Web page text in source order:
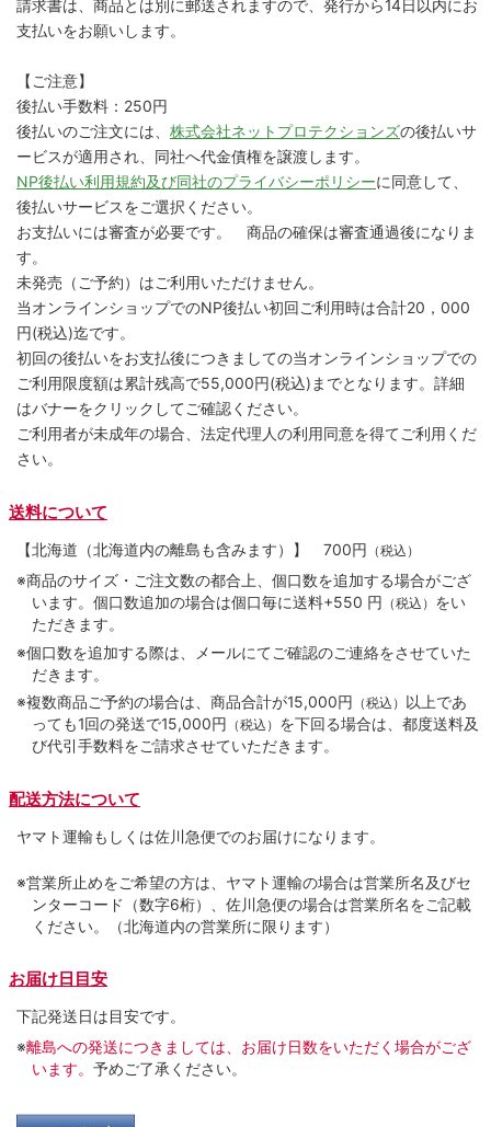
請求書は、商品とは別に郵送されますので、発行から14日以内にお
支払いをお願いします。
【ご注意】
後払い手数料：250円
後払いのご注文には、 株式会社ネットプロテクションズの後払いサ
ービスが適用され、同社へ代金債権を譲渡します。
NP後払い利用規約及び同社のプライバシーポリシーに同意して、
後払いサービスをご選択ください。
お支払いには審査が必要です。 商品の確保は審査通過後になりま
す。
未発売（ご予約）はご利用いただけません。
当オンラインショップでのNP後払い初回ご利用時は合計20，000
円(税込)迄です。
初回の後払いをお支払後につきましての当オンラインショップでの
ご利用限度額は累計残高で55,000円(税込)までとなります。詳細
はバナーをクリックしてご確認ください。
ご利用者が未成年の場合、法定代理人の利用同意を得てご利用くだ
さい。
送料について
【北海道（北海道内の離島も含みます）】 700円 （税込）
※商品のサイズ・ご注文数の都合上、個口数を追加する場合がござ
います。個口数追加の場合は個口毎に送料+550 円 （税込） をい
ただきます。
※個口数を追加する際は、メールにてご確認のご連絡をさせていた
だきます。
※複数商品ご予約の場合は、商品合計が15,000円 （税込） 以上であ
っても1回の発送で15,000円 （税込） を下回る場合は、都度送料及
び代引手数料をご請求させていただきます。
配送方法について
ヤマト運輸もしくは佐川急便でのお届けになります。
※営業所止めをご希望の方は、ヤマト運輸の場合は営業所名及びセ
ンターコード（数字6桁）、佐川急便の場合は営業所名をご記載
ください。（北海道内の営業所に限ります）
お届け日目安
下記発送日は目安です。
※離島への発送につきましては、お届け日数をいただく場合がござ
います。 予めご了承ください。